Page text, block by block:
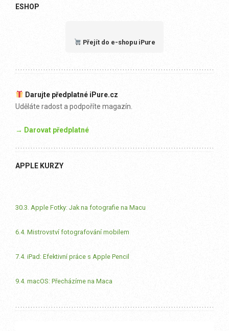
ESHOP
Přejít do e-shopu iPure
Darujte předplatné iPure.cz
Uděláte radost a podpoříte magazín.
→ Darovat předplatné
APPLE KURZY
30.3. Apple Fotky: Jak na fotografie na Macu
6.4. Mistrovství fotografování mobilem
7.4. iPad: Efektivní práce s Apple Pencil
9.4. macOS: Přecházíme na Maca